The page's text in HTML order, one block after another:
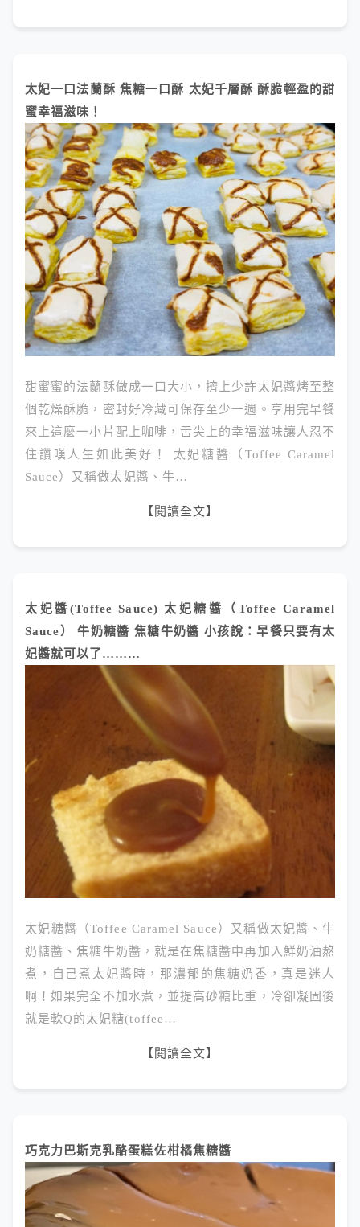
太妃一口法蘭酥 焦糖一口酥 太妃千層酥 酥脆輕盈的甜
蜜幸福滋味！
甜蜜蜜的法蘭酥做成一口大小，擠上少許太妃醬烤至整
個乾燥酥脆，密封好冷藏可保存至少一週。享用完早餐
來上這麼一小片配上咖啡，舌尖上的幸福滋味讓人忍不
住讚嘆人生如此美好！ 太妃糖醬（Toffee Caramel
Sauce）又稱做太妃醬、牛…
【閱讀全文】
太妃醬(Toffee Sauce) 太妃糖醬（Toffee Caramel
Sauce） 牛奶糖醬 焦糖牛奶醬 小孩說：早餐只要有太
妃醬就可以了………
太妃糖醬（Toffee Caramel Sauce）又稱做太妃醬、牛
奶糖醬、焦糖牛奶醬，就是在焦糖醬中再加入鮮奶油熬
煮，自己煮太妃醬時，那濃郁的焦糖奶香，真是迷人
啊！如果完全不加水煮，並提高砂糖比重，冷卻凝固後
就是軟Q的太妃糖(toffee…
【閱讀全文】
巧克力巴斯克乳酪蛋糕佐柑橘焦糖醬